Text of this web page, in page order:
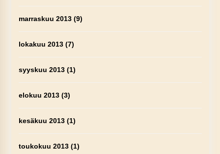
marraskuu 2013(9)
lokakuu 2013(7)
syyskuu 2013(1)
elokuu 2013(3)
kesäkuu 2013(1)
toukokuu 2013(1)